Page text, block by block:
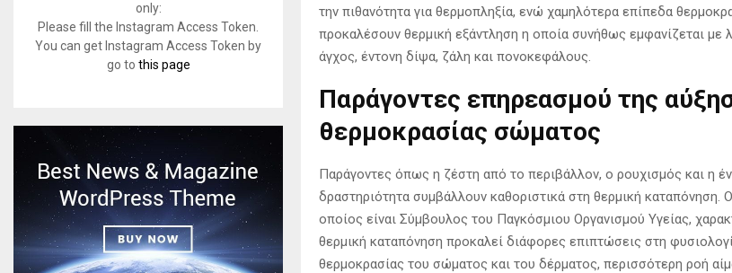
την πιθανότητα για θερμοπληξία, ενώ χαμηλότερα επίπεδα
προκαλέσουν θερμική εξάντληση η οποία συνήθως εμφανίζεται με
άγχος, έντονη δίψα, ζάλη και πονοκεφάλους.
Παράγοντες επηρεασμού της
θερμοκρασίας σώματος
Παράγοντες όπως η ζέστη από το περιβάλλον, ο ρουχισμός και η
δραστηριότητα συμβάλλουν καθοριστικά στη θερμική
οποίος είναι Σύμβουλος του Παγκόσμιου Οργανισμού Υγείας,
θερμική καταπόνηση προκαλεί διάφορες επιπτώσεις στη
θερμοκρασίας του σώματος και του δέρματος, περισσότερη ροή
only:
Please fill the Instagram Access Token.
You can get Instagram Access Token by
go to this page